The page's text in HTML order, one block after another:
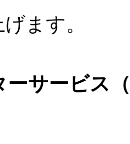
ます。
ーサービス